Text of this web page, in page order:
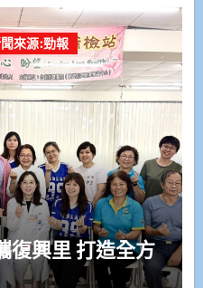
來源:勁報
復興里 打造全方